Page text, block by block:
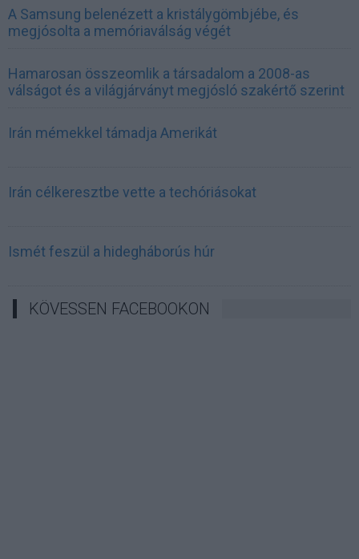
A Samsung belenézett a kristálygömbjébe, és
megjósolta a memóriaválság végét
Hamarosan összeomlik a társadalom a 2008-as
válságot és a világjárványt megjósló szakértő szerint
Irán mémekkel támadja Amerikát
Irán célkeresztbe vette a techóriásokat
Ismét feszül a hidegháborús húr
KÖVESSEN FACEBOOKON